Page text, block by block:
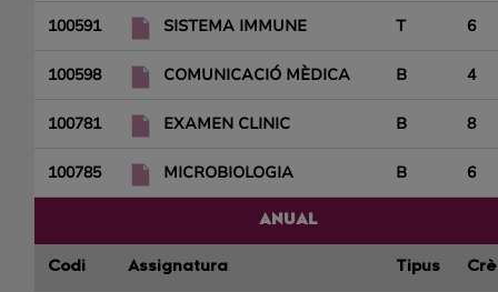
100591 SISTEMA IMMUNE T 6
100598 COMUNICACIÓ MÈDICA B 4
100781 EXAMEN CLINIC B 8
100785 MICROBIOLOGIA B 6
ANUAL
Codi Assignatura Tipus